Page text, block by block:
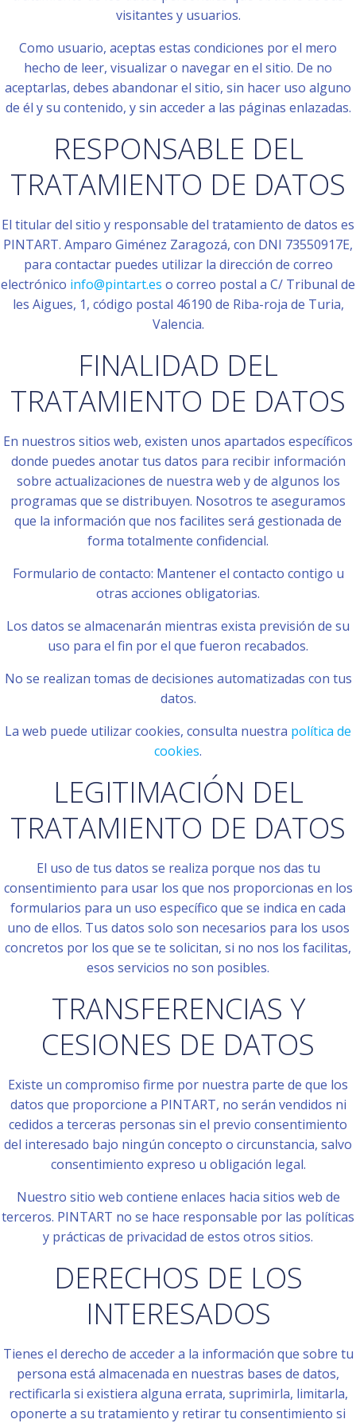
visitantes y usuarios.
Como usuario, aceptas estas condiciones por el mero
hecho de leer, visualizar o navegar en el sitio. De no
aceptarlas, debes abandonar el sitio, sin hacer uso alguno
de él y su contenido, y sin acceder a las páginas enlazadas.
RESPONSABLE DEL
TRATAMIENTO DE DATOS
El titular del sitio y responsable del tratamiento de datos es
PINTART. Amparo Giménez Zaragozá, con DNI 73550917E,
para contactar puedes utilizar la dirección de correo
electrónico info@pintart.es o correo postal a C/ Tribunal de
les Aigues, 1, código postal 46190 de Riba-roja de Turia,
Valencia.
FINALIDAD DEL
TRATAMIENTO DE DATOS
En nuestros sitios web, existen unos apartados específicos
donde puedes anotar tus datos para recibir información
sobre actualizaciones de nuestra web y de algunos los
programas que se distribuyen. Nosotros te aseguramos
que la información que nos facilites será gestionada de
forma totalmente confidencial.
Formulario de contacto: Mantener el contacto contigo u
otras acciones obligatorias.
Los datos se almacenarán mientras exista previsión de su
uso para el fin por el que fueron recabados.
No se realizan tomas de decisiones automatizadas con tus
datos.
La web puede utilizar cookies, consulta nuestra política de
cookies.
LEGITIMACIÓN DEL
TRATAMIENTO DE DATOS
El uso de tus datos se realiza porque nos das tu
consentimiento para usar los que nos proporcionas en los
formularios para un uso específico que se indica en cada
uno de ellos. Tus datos solo son necesarios para los usos
concretos por los que se te solicitan, si no nos los facilitas,
esos servicios no son posibles.
TRANSFERENCIAS Y
CESIONES DE DATOS
Existe un compromiso firme por nuestra parte de que los
datos que proporcione a PINTART, no serán vendidos ni
cedidos a terceras personas sin el previo consentimiento
del interesado bajo ningún concepto o circunstancia, salvo
consentimiento expreso u obligación legal.
Nuestro sitio web contiene enlaces hacia sitios web de
terceros. PINTART no se hace responsable por las políticas
y prácticas de privacidad de estos otros sitios.
DERECHOS DE LOS
INTERESADOS
Tienes el derecho de acceder a la información que sobre tu
persona está almacenada en nuestras bases de datos,
rectificarla si existiera alguna errata, suprimirla, limitarla,
oponerte a su tratamiento y retirar tu consentimiento si